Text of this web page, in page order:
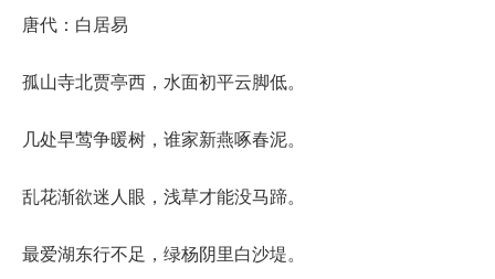
唐代：白居易
孤山寺北贾亭西，水面初平云脚低。
几处早莺争暖树，谁家新燕啄春泥。
乱花渐欲迷人眼，浅草才能没马蹄。
最爱湖东行不足，绿杨阴里白沙堤。